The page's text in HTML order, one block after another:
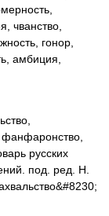
чванство,
гонор,
амбиция,
фанфаронство,
русских
под. ред. Н.